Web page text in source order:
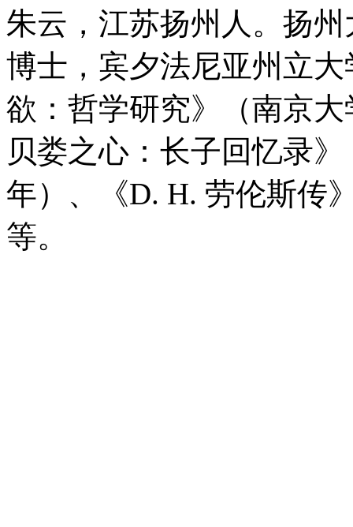
朱云，江苏扬州人。扬
博士，宾夕法尼亚州立
欲：哲学研究》（南京
贝娄之心：长子回忆录
年）、《D. H. 劳伦斯传
等。